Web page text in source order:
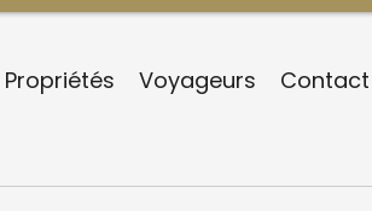
Propriétés Voyageurs Contact